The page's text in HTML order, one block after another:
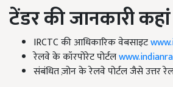
टेंडर की जानकारी
IRCTC की आधिकारिक वेबसाइट
रेलवे के कॉरपोरेट पोर्टल
संबंधित ज़ोन के रेलवे पोर्टल जैसे उत्तर